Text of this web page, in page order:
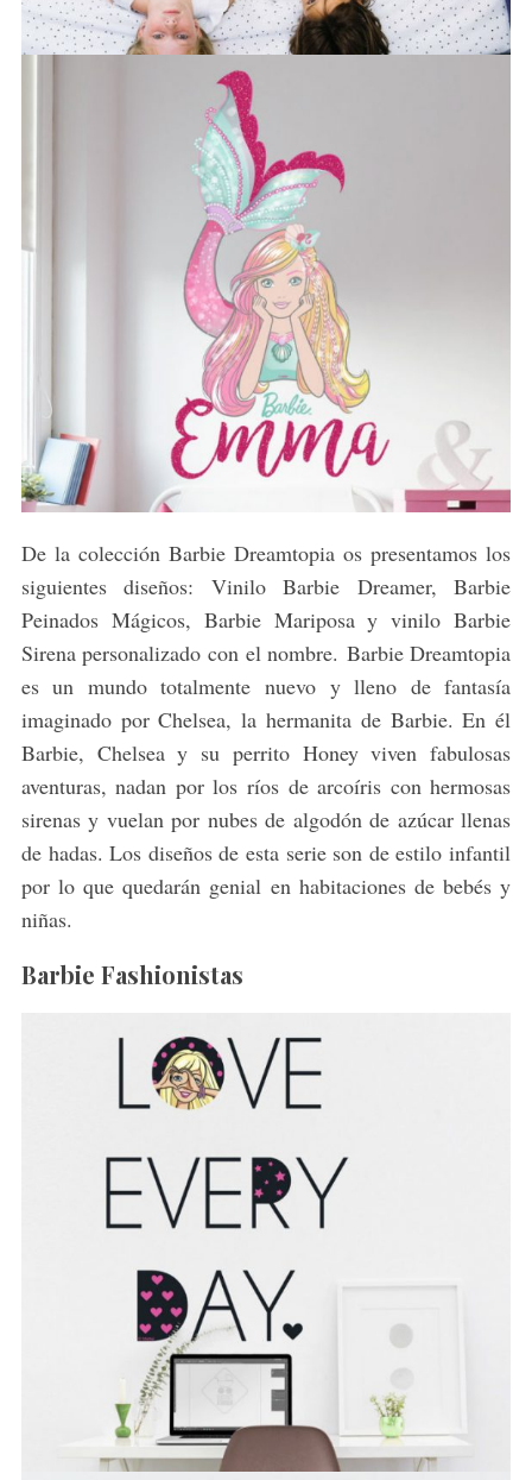
De la colección Barbie Dreamtopia os presentamos los
siguientes diseños: Vinilo Barbie Dreamer, Barbie
Peinados Mágicos, Barbie Mariposa y vinilo Barbie
Sirena personalizado con el nombre. Barbie Dreamtopia
es un mundo totalmente nuevo y lleno de fantasía
imaginado por Chelsea, la hermanita de Barbie. En él
Barbie, Chelsea y su perrito Honey viven fabulosas
aventuras, nadan por los ríos de arcoíris con hermosas
sirenas y vuelan por nubes de algodón de azúcar llenas
de hadas. Los diseños de esta serie son de estilo infantil
por lo que quedarán genial en habitaciones de bebés y
niñas.
Barbie Fashionistas